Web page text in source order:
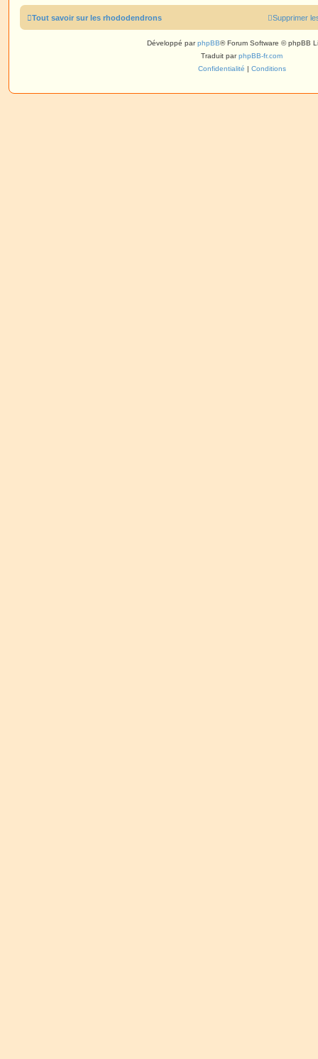
Tout savoir sur les rhododendrons Supprimer
Développé parphpBB® Forum Software © phpBB
Traduit parphpBB-fr.com
Confidentialité | Conditions